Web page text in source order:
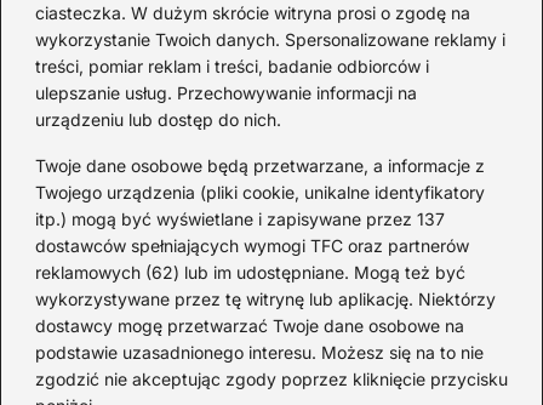
ciasteczka. W dużym skrócie witryna prosi o zgodę na
wykorzystanie Twoich danych. Spersonalizowane reklamy i
treści, pomiar reklam i treści, badanie odbiorców i
ulepszanie usług. Przechowywanie informacji na
urządzeniu lub dostęp do nich.
Twoje dane osobowe będą przetwarzane, a informacje z
Twojego urządzenia (pliki cookie, unikalne identyfikatory
itp.) mogą być wyświetlane i zapisywane przez 137
dostawców spełniających wymogi TFC oraz partnerów
reklamowych (62) lub im udostępniane. Mogą też być
wykorzystywane przez tę witrynę lub aplikację. Niektórzy
dostawcy mogę przetwarzać Twoje dane osobowe na
podstawie uzasadnionego interesu. Możesz się na to nie
zgodzić nie akceptując zgody poprzez kliknięcie przycisku
Kategorie
Koktajle(128)
Likier (10)
Piwo(28)
Porady(64)
Przekąski(36)
Rum(3)
Szampan(4)
Whisky(23)
Wino(12)